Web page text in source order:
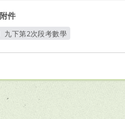
件
九下第2次段考數學